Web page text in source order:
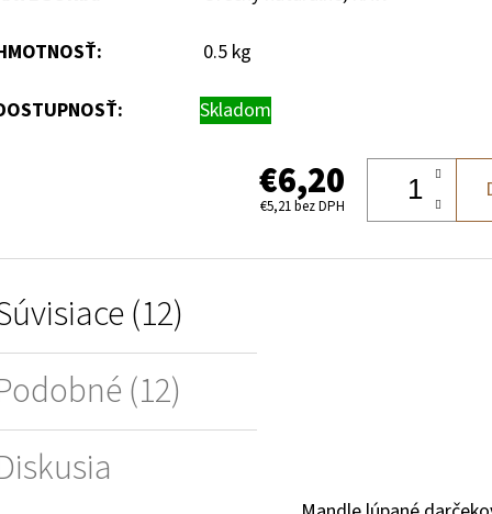
: 0.5 kg
Skladom
€6,20
€5,21 bez DPH
(12)
(12)